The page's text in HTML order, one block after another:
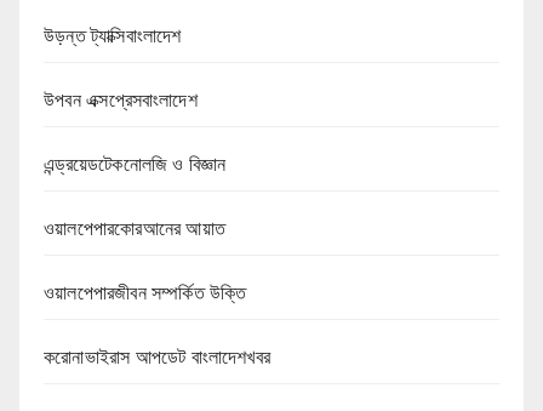
উড়ন্ত ট্যাক্সিবাংলাদেশ
উপবন এক্সপ্রেসবাংলাদেশ
এন্ড্রয়েডটেকনোলজি ও বিজ্ঞান
ওয়ালপেপারকোরআনের আয়াত
ওয়ালপেপারজীবন সম্পর্কিত উক্তি
করোনাভাইরাস আপডেট বাংলাদেশখবর